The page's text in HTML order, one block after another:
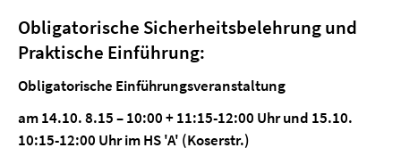
Obligatorische Sicherheitsbelehrung und
Praktische Einführung:
Obligatorische Einführungsveranstaltung
am 14.10. 8.15 – 10:00 + 11:15-12:00 Uhr und 15.10.
10:15-12:00 Uhr im HS 'A' (Koserstr.)